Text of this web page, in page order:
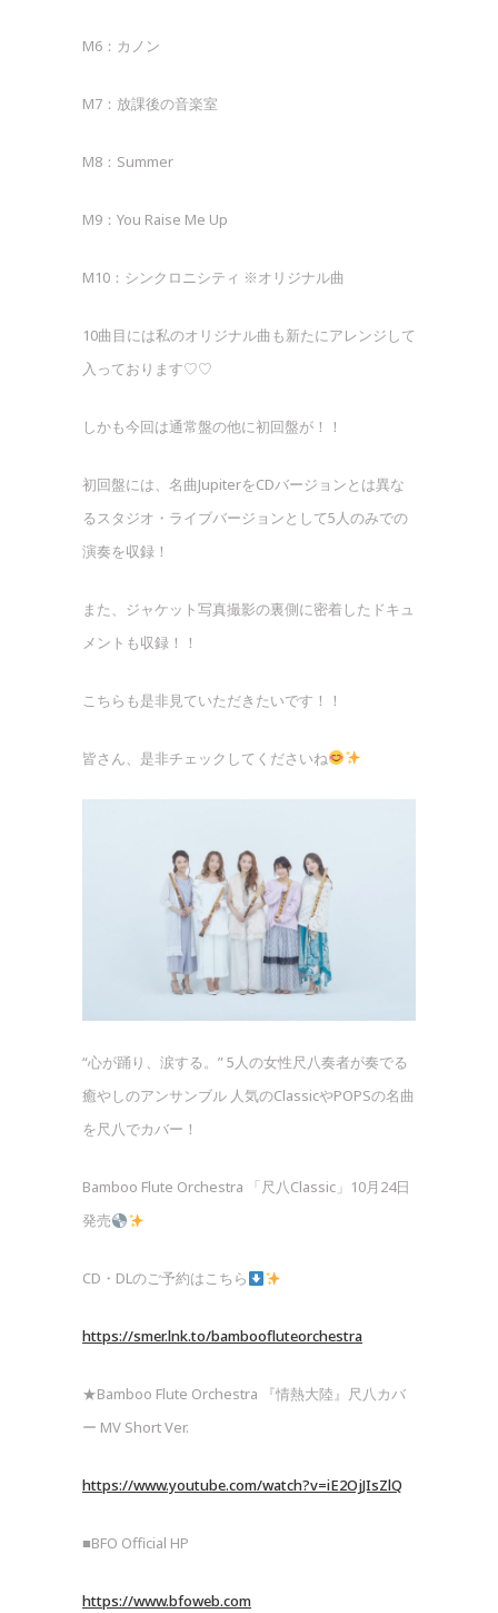
M6：カノン
M7：放課後の音楽室
M8：Summer
M9：You Raise Me Up
M10：シンクロニシティ ※オリジナル曲
10曲目には私のオリジナル曲も新たにアレンジして
入っております♡♡
しかも今回は通常盤の他に初回盤が！！
初回盤には、名曲JupiterをCDバージョンとは異な
るスタジオ・ライブバージョンとして5人のみでの
演奏を収録！
また、ジャケット写真撮影の裏側に密着したドキュ
メントも収録！！
こちらも是非見ていただきたいです！！
皆さん、是非チェックしてくださいね
“心が踊り、涙する。” 5人の女性尺八奏者が奏でる
癒やしのアンサンブル 人気のClassicやPOPSの名曲
を尺八でカバー！
Bamboo Flute Orchestra 「尺八Classic」10月24日
発売
CD・DLのご予約はこちら
https://smer.lnk.to/bamboofluteorchestra
★Bamboo Flute Orchestra 『情熱大陸』尺八カバ
ー MV Short Ver.
https://www.youtube.com/watch?v=iE2OjJIsZlQ
■BFO Official HP
https://www.bfoweb.com